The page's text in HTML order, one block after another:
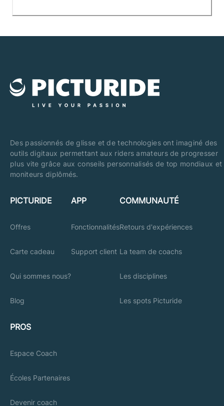
Des passionnés de glisse et de technologies ont imaginé des
outils digitaux permettant aux riders amateurs de progresser
plus vite grâce aux conseils personnalisés de top mondiaux et
moniteurs diplômés.
PICTURIDE
Offres
Carte cadeau
Qui sommes nous?
Blog
APP
Fonctionnalités
Support client
COMMUNAUTÉ
Retours d'expériences
La team de coachs
Les disciplines
Les spots Picturide
PROS
Espace Coach
Écoles Partenaires
Devenir coach